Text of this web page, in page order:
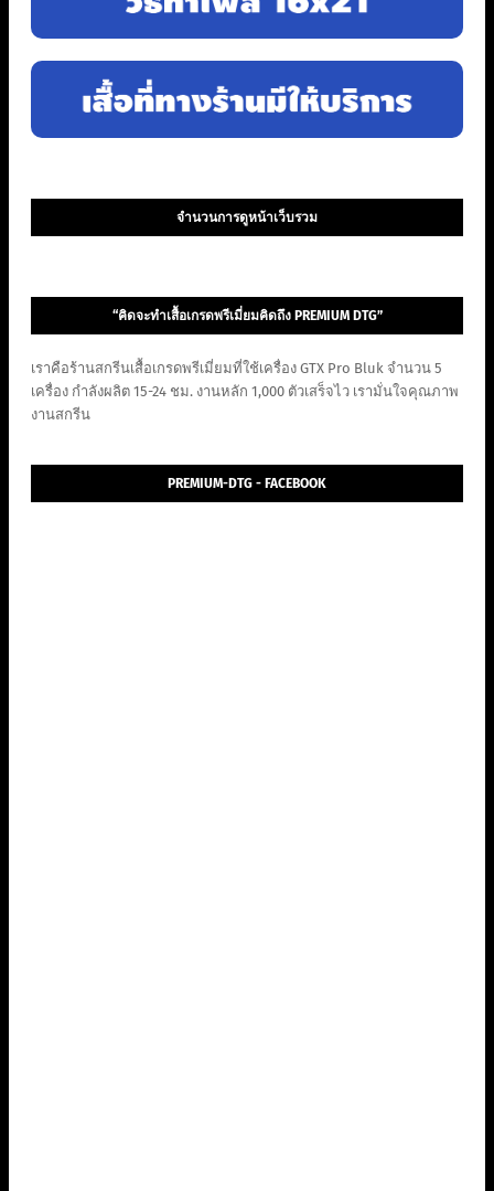
จำนวนการดูหน้าเว็บรวม
“คิดจะทำเสื้อเกรดพรีเมี่ยมคิดถึง PREMIUM DTG”
เราคือร้านสกรีนเสื้อเกรดพรีเมี่ยมที่ใช้เครื่อง GTX Pro Bluk จำนวน 5
เครื่อง กำลังผลิต 15-24 ชม. งานหลัก 1,000 ตัวเสร็จไว เรามั่นใจคุณภาพ
งานสกรีน
PREMIUM-DTG - FACEBOOK